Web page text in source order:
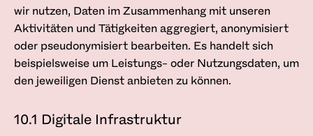
wir nutzen, Daten im Zusammenhang mit unseren
Aktivitäten und Tätigkeiten aggregiert, anonymisiert
oder pseudonymisiert bearbeiten. Es handelt sich
beispielsweise um Leistungs- oder Nutzungsdaten, um
den jeweiligen Dienst anbieten zu können.
10.1 Digitale Infrastruktur